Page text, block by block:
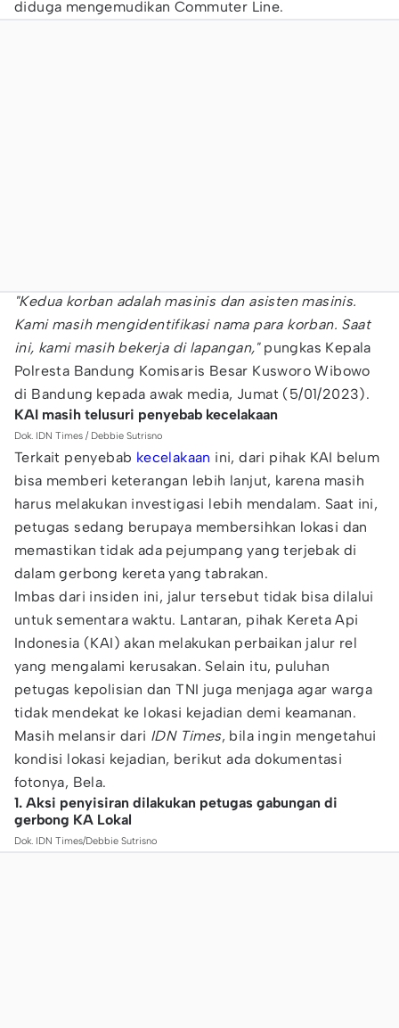
diduga mengemudikan Commuter Line.
"Kedua korban adalah masinis dan asisten masinis.
Kami masih mengidentifikasi nama para korban. Saat
ini, kami masih bekerja di lapangan,"pungkas Kepala
Polresta Bandung Komisaris Besar Kusworo Wibowo
di Bandung kepada awak media, Jumat (5/01/2023).
KAI masih telusuri penyebab kecelakaan
Dok. IDN Times / Debbie Sutrisno
Terkait penyebab kecelakaan ini, dari pihak KAI belum
bisa memberi keterangan lebih lanjut, karena masih
harus melakukan investigasi lebih mendalam. Saat ini,
petugas sedang berupaya membersihkan lokasi dan
memastikan tidak ada pejumpang yang terjebak di
dalam gerbong kereta yang tabrakan.
Imbas dari insiden ini, jalur tersebut tidak bisa dilalui
untuk sementara waktu. Lantaran, pihak Kereta Api
Indonesia (KAI) akan melakukan perbaikan jalur rel
yang mengalami kerusakan. Selain itu, puluhan
petugas kepolisian dan TNI juga menjaga agar warga
tidak mendekat ke lokasi kejadian demi keamanan.
Masih melansir dari IDN Times, bila ingin mengetahui
kondisi lokasi kejadian, berikut ada dokumentasi
fotonya, Bela.
1. Aksi penyisiran dilakukan petugas gabungan di
gerbong KA Lokal
Dok. IDN Times/Debbie Sutrisno